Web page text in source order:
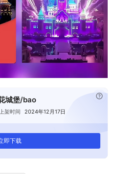
城堡/bao
上架时间 2024年12月17日
即下载
已